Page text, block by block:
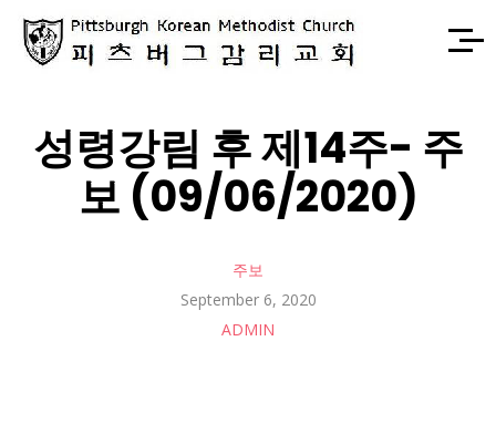
성령강림 후 제14주- 주
보 (09/06/2020)
주보
September 6, 2020
ADMIN